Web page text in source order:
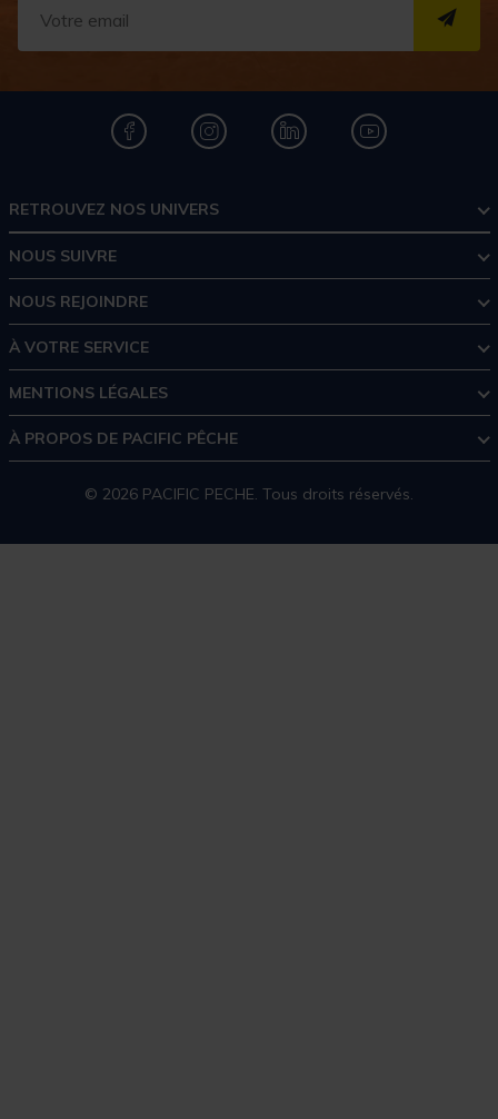
RETROUVEZ NOS UNIVERS
NOUS SUIVRE
NOUS REJOINDRE
À VOTRE SERVICE
MENTIONS LÉGALES
À PROPOS DE PACIFIC PÊCHE
© 2026 PACIFIC PECHE. Tous droits réservés.